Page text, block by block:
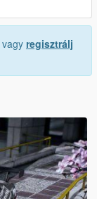
vagy regisztrálj